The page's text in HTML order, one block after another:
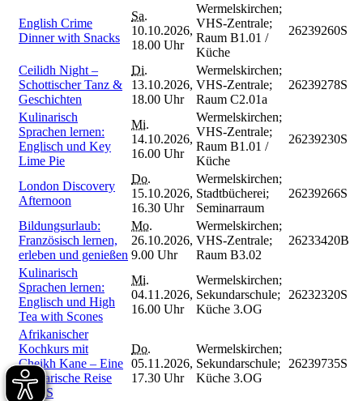
English Crime
Dinner with Snacks
Sa.
10.10.2026,
18.00 Uhr
Wermelskirchen;
VHS-Zentrale;
Raum B1.01 /
Küche
26239260S
Ceilidh Night –
Schottischer Tanz &
Geschichten
Di.
13.10.2026,
18.00 Uhr
Wermelskirchen;
VHS-Zentrale;
Raum C2.01a
26239278S
Kulinarisch
Sprachen lernen:
Englisch und Key
Lime Pie
Mi.
14.10.2026,
16.00 Uhr
Wermelskirchen;
VHS-Zentrale;
Raum B1.01 /
Küche
26239230S
London Discovery
Afternoon
Do.
15.10.2026,
16.30 Uhr
Wermelskirchen;
Stadtbücherei;
Seminarraum
26239266S
Bildungsurlaub:
Französisch lernen,
erleben und genießen
Mo.
26.10.2026,
9.00 Uhr
Wermelskirchen;
VHS-Zentrale;
Raum B3.02
26233420B
Kulinarisch
Sprachen lernen:
Englisch und High
Tea with Scones
Mi.
04.11.2026,
16.00 Uhr
Wermelskirchen;
Sekundarschule;
Küche 3.OG
26232320S
Afrikanischer
Kochkurs mit
Cheikh Kane – Eine
kulinarische Reise
nach S
Do.
05.11.2026,
17.30 Uhr
Wermelskirchen;
Sekundarschule;
Küche 3.OG
26239735S